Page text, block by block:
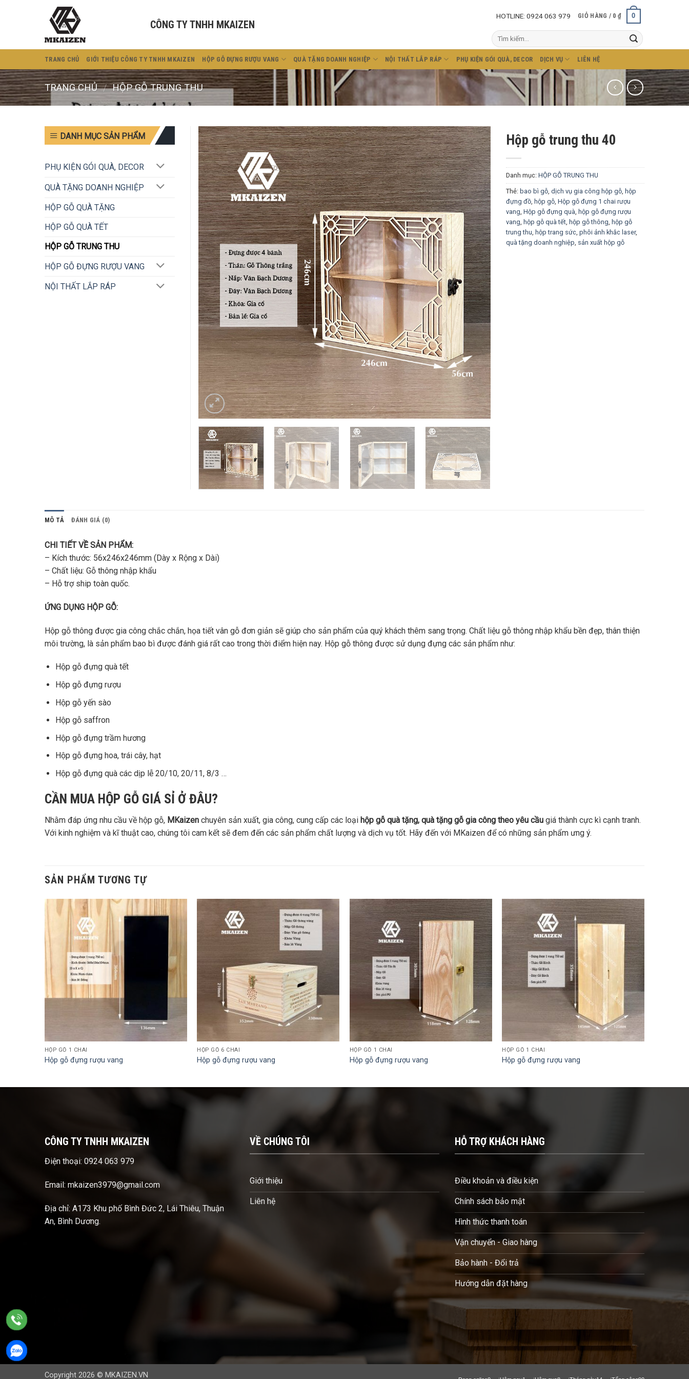
CÔNG TY TNHH MKAIZEN
HOTLINE: 0924 063 979 GIỎ HÀNG / 0 ₫ 0
Tìm
kiếm:
TRANG CHỦ GIỚI THIỆU CÔNG TY TNHH MKAIZEN HỘP GỖ ĐỰNG RƯỢU VANG QUÀ TẶNG DOANH NGHIỆP NỘI THẤT LẮP RÁP PHỤ KIỆN GÓI QUÀ, DECOR DỊCH VỤ LIÊN HỆ
TRANG CHỦ / HỘP GỖ TRUNG THU
Hộp gỗ trung thu 40
Danh mục: HỘP GỖ TRUNG THU
Thẻ: bao bì gỗ, dịch vụ gia công hộp gỗ, hộp
đựng đồ, hộp gỗ, Hộp gỗ đựng 1 chai rượu
vang, Hộp gỗ đựng quà, hộp gỗ đựng rượu
vang, hộp gỗ quà tết, hộp gỗ thông, hộp gỗ
trung thu, hộp trang sức, phôi ảnh khắc laser,
quà tặng doanh nghiệp, sản xuất hộp gỗ
DANH MỤC SẢN PHẨM
PHỤ KIỆN GÓI QUÀ, DECOR
QUÀ TẶNG DOANH NGHIỆP
HỘP GỖ QUÀ TẶNG
HỘP GỖ QUÀ TẾT
HỘP GỖ TRUNG THU
HỘP GỖ ĐỰNG RƯỢU VANG
NỘI THẤT LẮP RÁP
MÔ TẢ ĐÁNH GIÁ (0)
CHI TIẾT VỀ SẢN PHẨM:
– Kích thước: 56x246x246mm (Dày x Rộng x Dài)
– Chất liệu: Gỗ thông nhập khẩu
– Hỗ trợ ship toàn quốc.
ỨNG DỤNG HỘP GỖ:
Hộp gỗ thông được gia công chắc chắn, họa tiết vân gỗ đơn giản sẽ giúp cho sản phẩm của quý khách thêm sang trọng. Chất liệu gỗ thông nhập khẩu bền đẹp, thân thiện
môi trường, là sản phẩm bao bì được đánh giá rất cao trong thời điểm hiện nay. Hộp gỗ thông được sử dụng đựng các sản phẩm như:
Hộp gỗ đựng quà tết
Hộp gỗ đựng rượu
Hộp gỗ yến sào
Hộp gỗ saffron
Hộp gỗ đựng trầm hương
Hộp gỗ đựng hoa, trái cây, hạt
Hộp gỗ đựng quà các dịp lễ 20/10, 20/11, 8/3 …
CẦN MUA HỘP GỖ GIÁ SỈ Ở ĐÂU?
Nhằm đáp ứng nhu cầu về hộp gỗ, MKaizen chuyên sản xuất, gia công, cung cấp các loại hộp gỗ quà tặng, quà tặng gỗ gia công theo yêu cầu giá thành cực kì cạnh tranh.
Với kinh nghiệm và kĩ thuật cao, chúng tôi cam kết sẽ đem đến các sản phẩm chất lượng và dịch vụ tốt. Hãy đến với MKaizen để có những sản phẩm ưng ý.
SẢN PHẨM TƯƠNG TỰ
HỘP GỖ 1 CHAI
Hộp gỗ đựng rượu vang
HỘP GỖ 6 CHAI
Hộp gỗ đựng rượu vang
HỘP GỖ 1 CHAI
Hộp gỗ đựng rượu vang
HỘP GỖ 1 CHAI
Hộp gỗ đựng rượu vang
CÔNG TY TNHH MKAIZEN
Điện thoại: 0924 063 979
Email: mkaizen3979@gmail.com
Địa chỉ: A173 Khu phố Bình Đức 2, Lái Thiêu, Thuận
An, Bình Dương.
VỀ CHÚNG TÔI
Giới thiệu
Liên hệ
HỖ TRỢ KHÁCH HÀNG
Điều khoản và điều kiện
Chính sách bảo mật
Hình thức thanh toán
Vận chuyển - Giao hàng
Bảo hành - Đổi trả
Hướng dẫn đặt hàng
Copyright 2026 © MKAIZEN.VN